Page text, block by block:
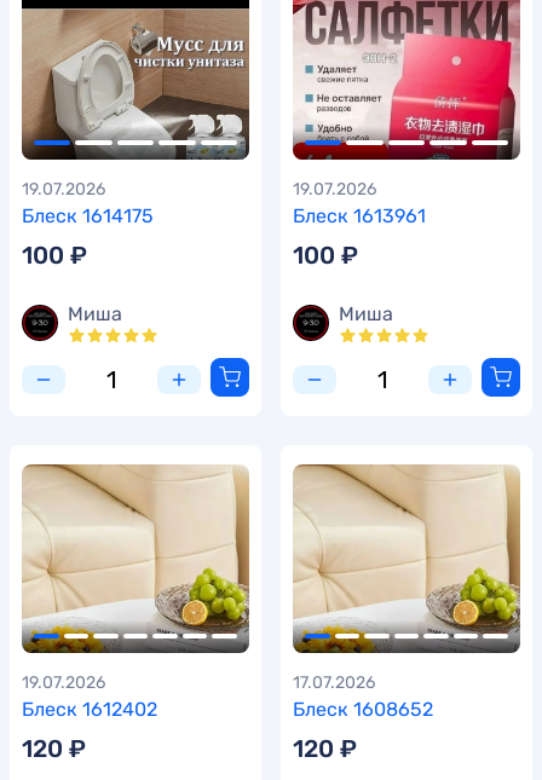
Блеск 1614175
19.07.2026
100 ₽
Миша
Блеск 1613961
19.07.2026
100 ₽
Миша
Блеск 1612402
19.07.2026
120 ₽
Блеск 1608652
17.07.2026
120 ₽